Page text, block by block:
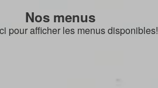
Nos menus
pour afficher les menus disponibles!